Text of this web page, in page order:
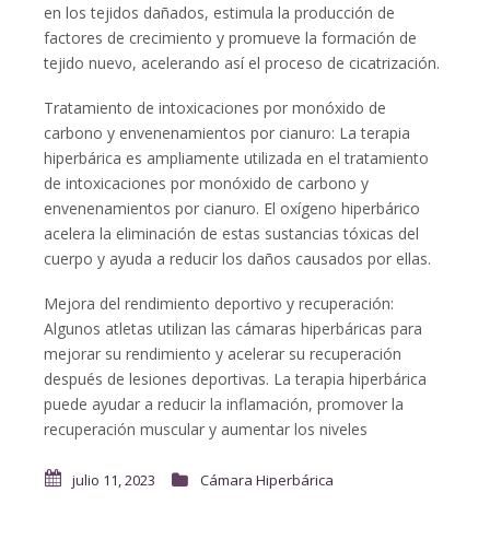
en los tejidos dañados, estimula la producción de
factores de crecimiento y promueve la formación de
tejido nuevo, acelerando así el proceso de cicatrización.
Tratamiento de intoxicaciones por monóxido de
carbono y envenenamientos por cianuro: La terapia
hiperbárica es ampliamente utilizada en el tratamiento
de intoxicaciones por monóxido de carbono y
envenenamientos por cianuro. El oxígeno hiperbárico
acelera la eliminación de estas sustancias tóxicas del
cuerpo y ayuda a reducir los daños causados por ellas.
Mejora del rendimiento deportivo y recuperación:
Algunos atletas utilizan las cámaras hiperbáricas para
mejorar su rendimiento y acelerar su recuperación
después de lesiones deportivas. La terapia hiperbárica
puede ayudar a reducir la inflamación, promover la
recuperación muscular y aumentar los niveles
julio 11, 2023 Cámara Hiperbárica